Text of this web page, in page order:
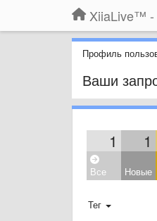
XiiaLive™ -
Профиль
Ваши
1 1
Все Новые
Тег